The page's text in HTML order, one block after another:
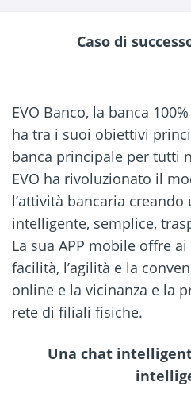
Caso di
EVO Banco, la banca
ha tra i suoi obiettivi
banca principale per tutti
EVO ha rivoluzionato il
l’attività bancaria
intelligente, semplice,
La sua APP mobile offre
facilità, l’agilità e la
online e la vicinanza e la
rete di filiali fisiche.
Una chat